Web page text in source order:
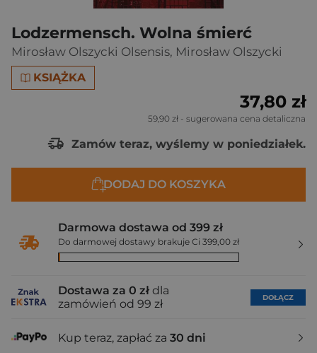
Lodzermensch. Wolna śmierć
Mirosław Olszycki Olsensis, Mirosław Olszycki
KSIĄŻKA
37,80 zł
59,90 zł - sugerowana cena detaliczna
Zamów teraz, wyślemy w poniedziałek.
DODAJ DO KOSZYKA
Darmowa dostawa od 399 zł
Do darmowej dostawy brakuje Ci 399,00 zł
Dostawa za 0 zł dla
zamówień od 99 zł
DOŁĄCZ
Kup teraz, zapłać za 30 dni